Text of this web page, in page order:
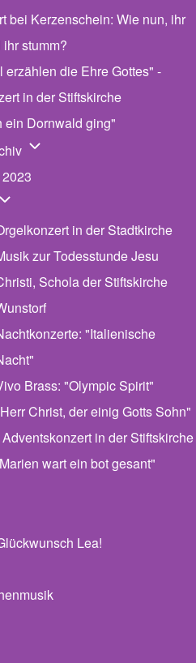
bei Kerzenschein: Wie nun, ihr
stumm?
erzählen die Ehre Gottes" -
in der Stiftskirche
ein Dornwald ging"
Unternavigation von
Unternavigation von 2024
in der Stadtkirche
zur Todesstunde Jesu
Schola der Stiftskirche
"Italienische
Brass: "Olympic Spirit"
Christ, der einig Gotts Sohn"
in der Stiftskirche
wart ein bot gesant"
von Orgel
Lea!
von Termine